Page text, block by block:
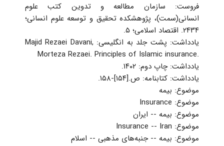
فروست: سازمان مطالعه و تدوین کتب علوم
انسانی(سمت)، پژوهشکده تحقیق و توسعه علوم انسانی‏‫؛
۲۴۳۴‬. اقتصاد اسلامی‏‫؛ ۵.‬‬‬
يادداشت: ‏‫پشت جلد به انگلیسی: ‭Majid Rezaei Davani,
Morteza Rezaei. Principles of Islamic insurance.
‏يادداشت: چاپ دوم: ۱۴۰۲.
‏یادداشت: ‏‫کتابنامه: ص.[۱۵۴]-۱۵۸.‬
موضوع: بیمه
موضوع: Insurance
موضوع: بیمه -- ایران
موضوع: Insurance -- Iran
موضوع: بیمه -- جنبه‌های مذهبی -- اسلام